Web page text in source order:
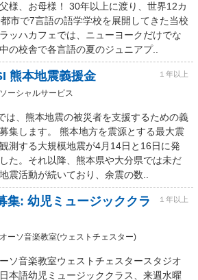
様、お母様！ 30年以上に渡り、世界12カ
市で7言語の語学学校を展開してきた当校
ッハカフェでは、ニューヨークだけでな
の校舎で各言語の夏のジュニアプ..
熊本地震義援金 １年以上
ーシャルサービス
は、熊本地震の被災者を支援するための義
集します。 熊本地方を震源とする最大震
測する大規模地震が4月14日と16日に発
た。それ以降、熊本県や大分県では未だ
震活動が続いており、余震の数..
集: 幼児ミュージッククラ
１年以上
ーソ音楽教室(ウェストチェスター)
ソ音楽教室ウェストチェスタースタジオ
本語幼児ミュージッククラス、来週水曜